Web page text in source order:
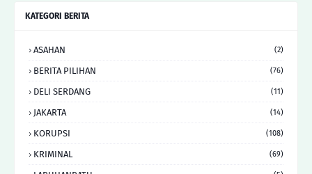
KATEGORI BERITA
ASAHAN (2)
BERITA PILIHAN (76)
DELI SERDANG (11)
JAKARTA (14)
KORUPSI (108)
KRIMINAL (69)